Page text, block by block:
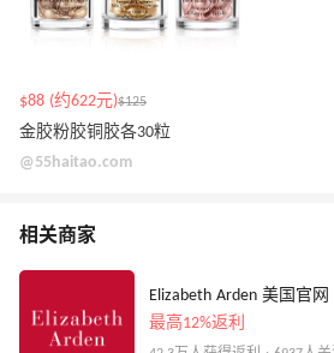
$88 (约622元)$125
金胶粉胶铜胶各30粒
@55haitao.com
相关商家
Elizabeth Arden 美国官
最高12%返利